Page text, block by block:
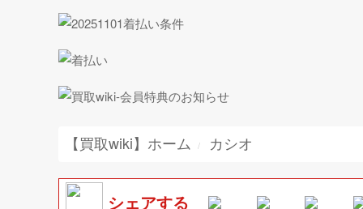
【買取wiki】ホーム カシオ
シェアする